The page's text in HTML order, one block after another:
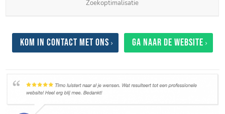
Zoekoptimalisatie
Kom in contact met ons Ga naar de website